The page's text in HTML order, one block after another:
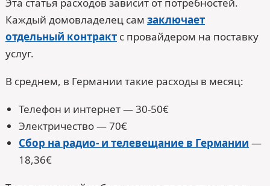
Каждый домовладелец сам заключает
отдельный контрактс провайдером на поставку
услуг.
В среднем, в Германии такие расходы в месяц:
Телефон и интернет — 30-50€
Электричество — 70€
Сбор на радио- и телевещание в Германии —
18,36€